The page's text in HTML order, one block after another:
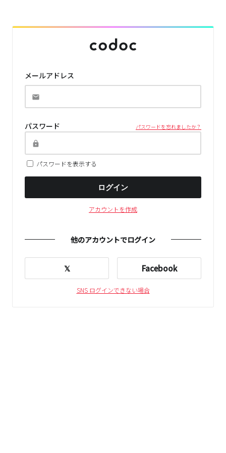
メールアドレス
パスワード パスワードを忘れましたか？
パスワードを表示する
ログイン
アカウントを作成
他のアカウントでログイン
𝕏 Facebook
SNS ログインできない場合